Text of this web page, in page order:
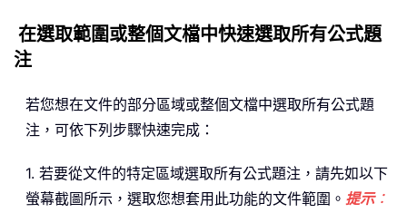
在選取範圍或整個文檔中快速選取所有公式題
注
若您想在文件的部分區域或整個文檔中選取所有公式題
注，可依下列步驟快速完成：
1. 若要從文件的特定區域選取所有公式題注，請先如以下
螢幕截圖所示，選取您想套用此功能的文件範圍。 提示：